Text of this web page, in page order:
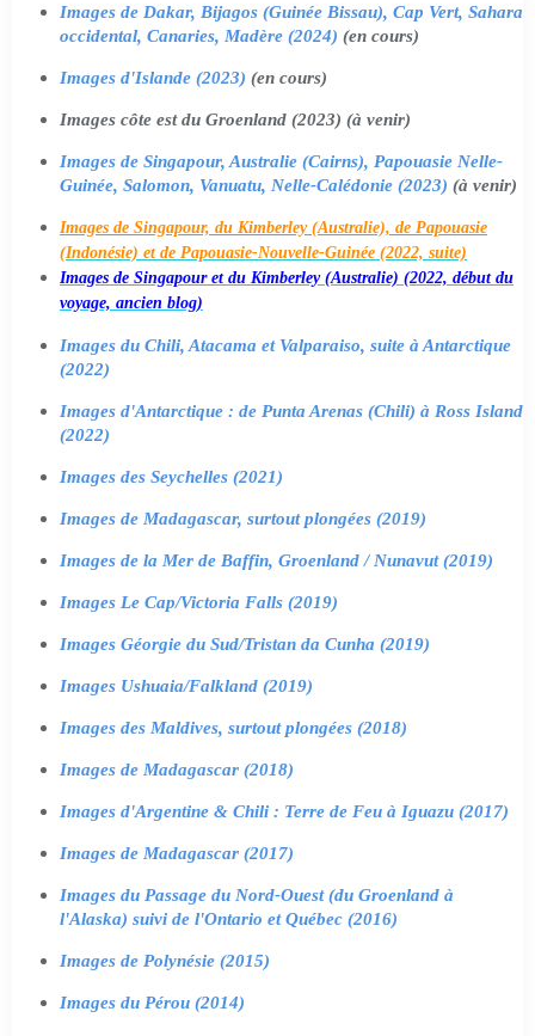
Images de Dakar, Bijagos (Guinée Bissau), Cap Vert, Sahara
occidental, Canaries, Madère (2024) (en cours)
Images d'Islande (2023) (en cours)
Images côte est du Groenland (2023) (à venir)
Images de Singapour, Australie (Cairns), Papouasie Nelle-
Guinée, Salomon, Vanuatu, Nelle-Calédonie (2023) (à venir)
Images de Singapour, du Kimberley (Australie), de Papouasie
(Indonésie) et de Papouasie-Nouvelle-Guinée (2022, suite)
Images de Singapour et du Kimberley (Australie) (2022, début du
voyage, ancien blog)
Images du Chili, Atacama et Valparaiso, suite à Antarctique
(2022)
Images d'Antarctique : de Punta Arenas (Chili) à Ross Island
(2022)
Images des Seychelles (2021)
Images de Madagascar, surtout plongées (2019)
Images de la Mer de Baffin, Groenland / Nunavut (2019)
Images Le Cap/Victoria Falls (2019)
Images Géorgie du Sud/Tristan da Cunha (2019)
Images Ushuaia/Falkland (2019)
Images des Maldives, surtout plongées (2018)
Images de Madagascar (2018)
Images d'Argentine & Chili : Terre de Feu à Iguazu (2017)
Images de Madagascar (2017)
Images du Passage du Nord-Ouest (du Groenland à
l'Alaska) suivi de l'Ontario et Québec (2016)
Images de Polynésie (2015)
Images du Pérou (2014)